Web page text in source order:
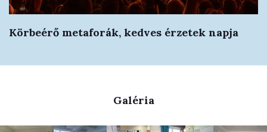
Körbeérő metaforák, kedves érzetek napja
Galéria